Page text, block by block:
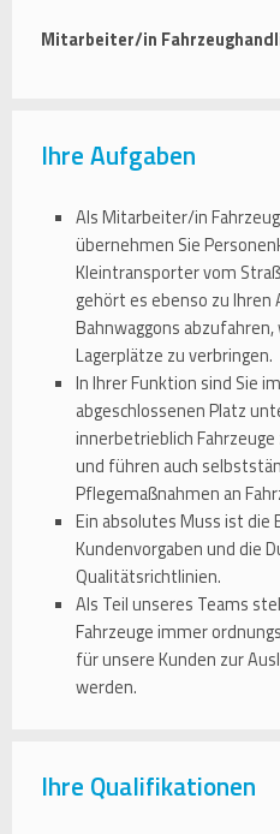
Mitarbeiter/in
Ihre Aufgaben
Als Mitarbeiter/in
übernehmen Sie
Kleintransporter vom
gehört es ebenso zu Ihren
Bahnwaggons
Lagerplätze zu verbringen.
In Ihrer Funktion sind Sie
abgeschlossenen Platz
innerbetrieblich
und führen auch
Pflegemaßnahmen an
Ein absolutes Muss ist die
Kundenvorgaben und die
Qualitätsrichtlinien.
Als Teil unseres Teams
Fahrzeuge immer
für unsere Kunden zur
werden.
Ihre Qualifikationen